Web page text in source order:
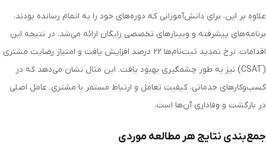
علاوه بر این، برای دانش‌آموزانی که دوره‌های خود را به اتمام رسانده بودند،
برنامه‌های پیشرفته و وبینارهای تخصصی رایگان ارائه می‌شد. در نتیجه این
اقدامات، نرخ تمدید ثبت‌نام‌ها 22 درصد افزایش یافت و امتیاز رضایت مشتری
(CSAT) نیز به طور چشمگیری بهبود یافت. این مثال نشان می‌دهد که در
کسب‌وکارهای خدماتی، کیفیت تعامل و ارتباط مستمر با مشتری، عامل اصلی
در بازگشت و وفاداری آن‌ها است.
جمع‌بندی نتایج هر مطالعه موردی